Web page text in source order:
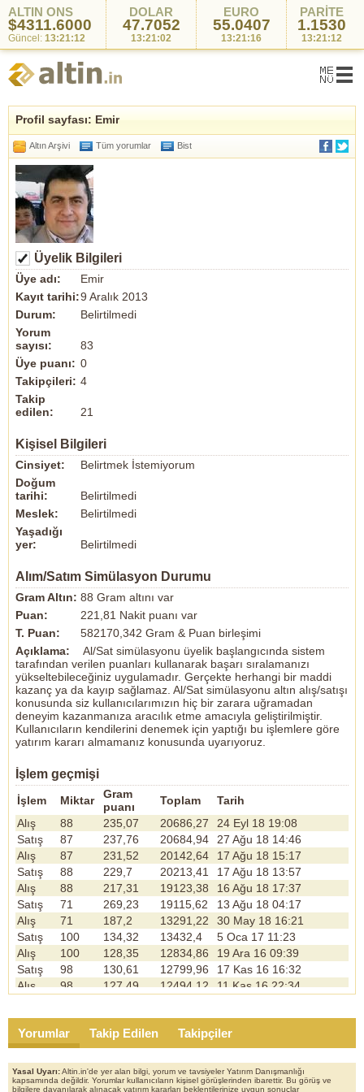
ALTIN ONS
$4311.6000
Güncel: 13:21:12
DOLAR
47.7052
13:21:02
EURO
55.0407
13:21:16
PARİTE
1.1530
13:21:12
Profil sayfası: Emir
Altın Arşivi Tüm yorumlar Bist
Üyelik Bilgileri
Üye adı:
Emir
Kayıt tarihi:9 Aralık 2013
Durum:
Belirtilmedi
Yorum
sayısı:
83
Üye puanı: 0
Takipçileri: 4
Takip
edilen:
21
Kişisel Bilgileri
Cinsiyet:
Belirtmek İstemiyorum
Doğum
tarihi:
Belirtilmedi
Meslek:
Belirtilmedi
Yaşadığı
yer:
Belirtilmedi
Alım/Satım Simülasyon Durumu
Gram Altın: 88 Gram altını var
Puan:
221,81 Nakit puanı var
T. Puan:
582170,342 Gram & Puan birleşimi
Açıklama:
Al/Sat simülasyonu üyelik başlangıcında sistem
tarafından verilen puanları kullanarak başarı sıralamanızı
yükseltebileceğiniz uygulamadır. Gerçekte herhangi bir maddi
kazanç ya da kayıp sağlamaz. Al/Sat simülasyonu altın alış/satışı
konusunda siz kullanıcılarımızın hiç bir zarara uğramadan
deneyim kazanmanıza aracılık etme amacıyla geliştirilmiştir.
Kullanıcıların kendilerini denemek için yaptığı bu işlemlere göre
yatırım kararı almamanız konusunda uyarıyoruz.
İşlem geçmişi
İşlem Miktar
Gram
puanı
Toplam
Tarih
Alış
88 235,07 20686,27
24 Eyl 18 19:08
Satış
87 237,76 20684,94
27 Ağu 18 14:46
Alış
87 231,52 20142,64
17 Ağu 18 15:17
Satış
88 229,7 20213,41
17 Ağu 18 13:57
Alış
88 217,31 19123,38
16 Ağu 18 17:37
Satış
71 269,23 19115,62
13 Ağu 18 04:17
Alış
71 187,2 13291,22
30 May 18 16:21
Satış
100 134,32 13432,4
5 Oca 17 11:23
Alış
100 128,35 12834,86
19 Ara 16 09:39
Satış
98 130,61 12799,96
17 Kas 16 16:32
Alış
98 127,49 12494,12 11 Kas 16 22:34
Alış
111 100,91 11200,51
16 May 15 08:50
Alış
1 100,99 100,99
16 May 15 08:49
Satış
113 100,07 11307,57
7 Nis 15 19:46
Alış
113 99,05 11192,26
30 Mar 15 17:53
Satış
111 100,38 11142,5
26 Mar 15 11:21
Yorumlar Takip Edilen Takipçiler
Yasal Uyarı:Altin.in'de yer alan bilgi, yorum ve tavsiyeler Yatırım Danışmanlığı
kapsamında değildir. Yorumlar kullanıcıların kişisel görüşlerinden ibarettir. Bu görüş ve
bilgilere dayanılarak alınacak yatırım kararları beklentilerinize uygun sonuçlar